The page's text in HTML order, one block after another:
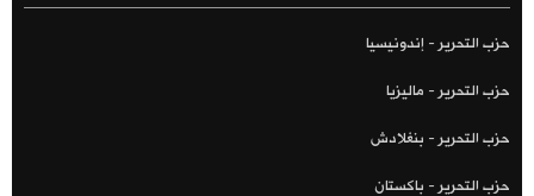
حزب التحرير - إندونيسيا
حزب التحرير - ماليزيا
حزب التحرير - بنغلادش
حزب التحرير - باكستان